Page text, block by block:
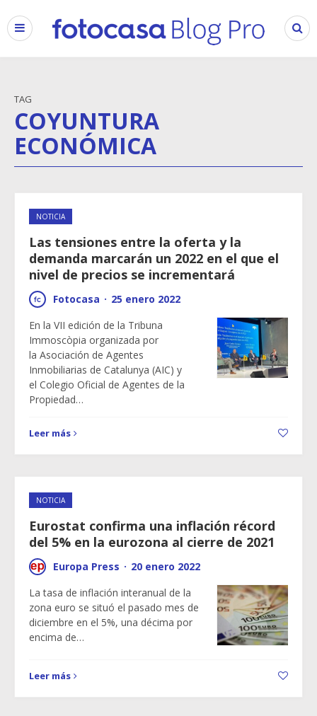
TAG
COYUNTURA
ECONÓMICA
NOTICIA
Las tensiones entre la oferta y la
demanda marcarán un 2022 en el que el
nivel de precios se incrementará
Fotocasa · 25 enero 2022
En la VII edición de la Tribuna
Immoscòpia organizada por
la Asociación de Agentes
Inmobiliarias de Catalunya (AIC) y
el Colegio Oficial de Agentes de la
Propiedad…
Leer más
NOTICIA
Eurostat confirma una inflación récord
del 5% en la eurozona al cierre de 2021
Europa Press · 20 enero 2022
La tasa de inflación interanual de la
zona euro se situó el pasado mes de
diciembre en el 5%, una décima por
encima de…
Leer más